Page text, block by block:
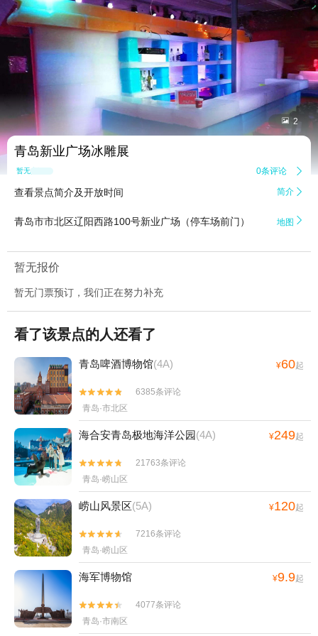
 2
青岛新业广场冰雕展
暂无点评 0条评论 
查看景点简介及开放时间 简介 
青岛市市北区辽阳西路100号新业广场（停车场前门） 地图 
暂无报价
暂无门票预订，我们正在努力补充
看了该景点的人还看了
青岛啤酒博物馆(4A) ¥60起


6385条评论
青岛·市北区
海合安青岛极地海洋公园(4A) ¥249起


21763条评论
青岛·崂山区
崂山风景区(5A) ¥120起


7216条评论
青岛·崂山区
海军博物馆 ¥9.9起


4077条评论
青岛·市南区
